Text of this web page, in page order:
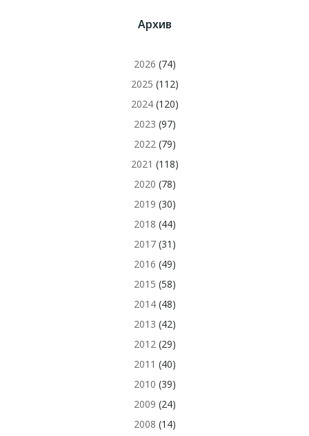
Архив
2026 (74)
2025 (112)
2024(120)
2023 (97)
2022(79)
2021 (118)
2020 (78)
2019 (30)
2018 (44)
2017(31)
2016 (49)
2015 (58)
2014(48)
2013 (42)
2012(29)
2011 (40)
2010 (39)
2009 (24)
2008 (14)